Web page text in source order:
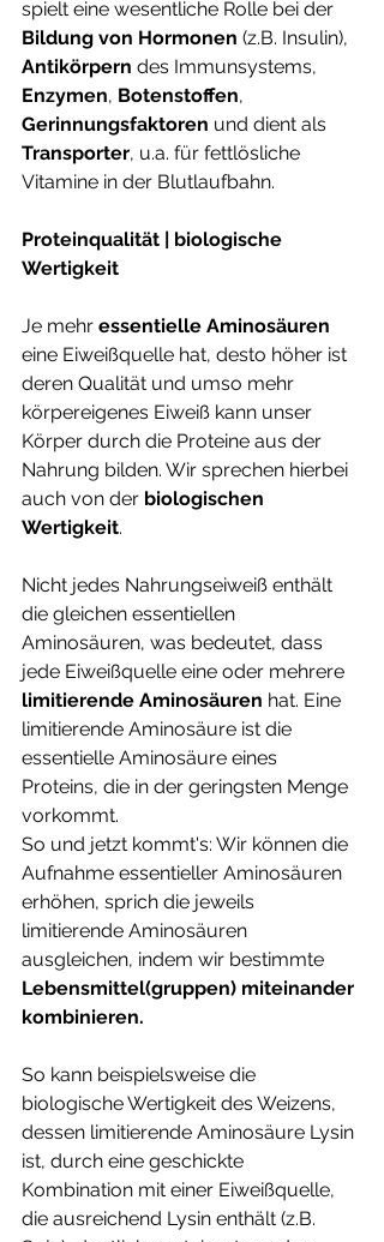
spielt eine wesentliche Rolle bei der
Bildung von Hormonen (z.B. Insulin),
Antikörpern des Immunsystems,
Enzymen, Botenstoffen,
Gerinnungsfaktoren und dient als
Transporter, u.a. für fettlösliche
Vitamine in der Blutlaufbahn.
Proteinqualität | biologische
Wertigkeit
Je mehr essentielle Aminosäuren
eine Eiweißquelle hat, desto höher ist
deren Qualität und umso mehr
körpereigenes Eiweiß kann unser
Körper durch die Proteine aus der
Nahrung bilden. Wir sprechen hierbei
auch von der biologischen
Wertigkeit.
Nicht jedes Nahrungseiweiß enthält
die gleichen essentiellen
Aminosäuren, was bedeutet, dass
jede Eiweißquelle eine oder mehrere
limitierende Aminosäuren hat. Eine
limitierende Aminosäure ist die
essentielle Aminosäure eines
Proteins, die in der geringsten Menge
vorkommt.
So und jetzt kommt's: Wir können die
Aufnahme essentieller Aminosäuren
erhöhen, sprich die jeweils
limitierende Aminosäuren
ausgleichen, indem wir bestimmte
Lebensmittel(gruppen) miteinander
kombinieren.
So kann beispielsweise die
biologische Wertigkeit des Weizens,
dessen limitierende Aminosäure Lysin
ist, durch eine geschickte
Kombination mit einer Eiweißquelle,
die ausreichend Lysin enthält (z.B.